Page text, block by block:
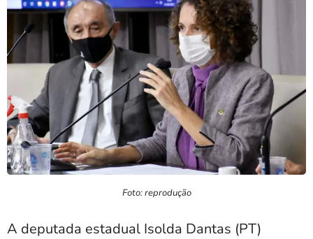
Foto: reprodução
A deputada estadual Isolda Dantas (PT)